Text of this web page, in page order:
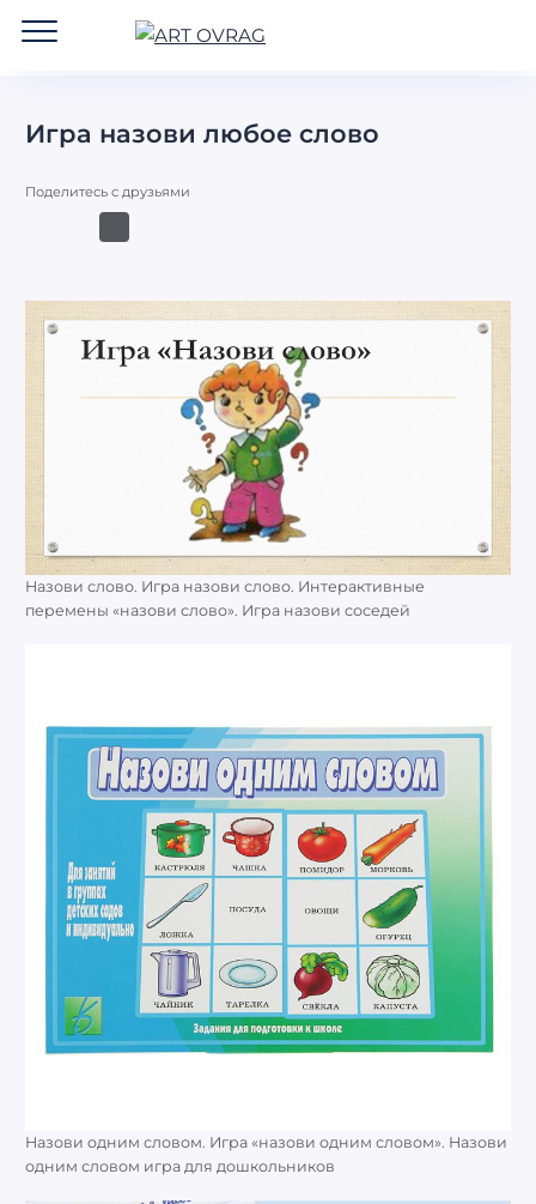
Игра назови любое слово
Поделитесь с друзьями
Назови слово. Игра назови слово. Интерактивные
перемены «назови слово». Игра назови соседей
Назови одним словом. Игра «назови одним словом». Назови
одним словом игра для дошкольников